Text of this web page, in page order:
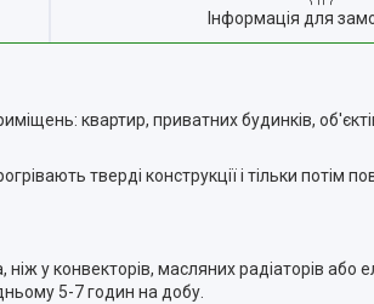
Інформація для
квартир, приватних будинків,
тверді конструкції і тільки потім
у конвекторів, масляних радіаторів або
5-7 годин на добу.